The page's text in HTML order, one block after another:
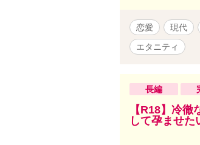
恋愛 現代
エタニティ
長編
【R18】冷
して孕ませた